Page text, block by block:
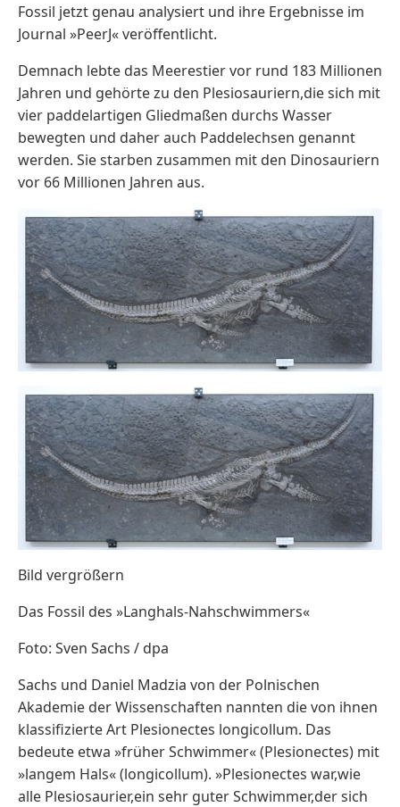
Fossil jetzt genau analysiert und ihre Ergebnisse im
Journal »PeerJ« veröffentlicht.
Demnach lebte das Meerestier vor rund 183 Millionen
Jahren und gehörte zu den Plesiosauriern,die sich mit
vier paddelartigen Gliedmaßen durchs Wasser
bewegten und daher auch Paddelechsen genannt
werden. Sie starben zusammen mit den Dinosauriern
vor 66 Millionen Jahren aus.
Bild vergrößern
Das Fossil des »Langhals-Nahschwimmers«
Foto: Sven Sachs / dpa
Sachs und Daniel Madzia von der Polnischen
Akademie der Wissenschaften nannten die von ihnen
klassifizierte Art Plesionectes longicollum. Das
bedeute etwa »früher Schwimmer« (Plesionectes) mit
»langem Hals« (longicollum). »Plesionectes war,wie
alle Plesiosaurier,ein sehr guter Schwimmer,der sich